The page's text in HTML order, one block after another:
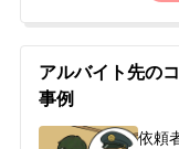
警察
は関
り、
アルバイト先の
事例
依頼